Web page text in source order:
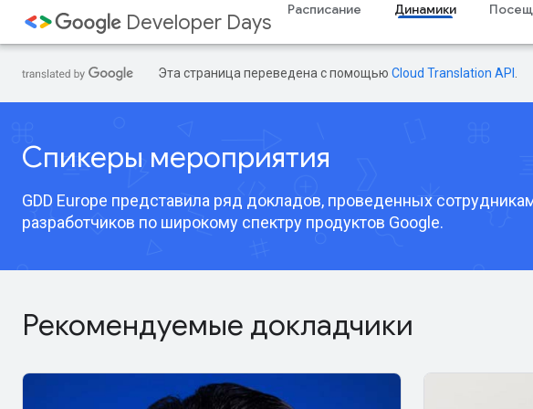
Developer Days
Расписание Динамики
Эта страница переведена с помощью Cloud Translation API
Спикеры мероприятия
GDD Europe представила ряд докладов, проведенных
разработчиков по широкому спектру продуктов Google.
Рекомендуемые докладчики